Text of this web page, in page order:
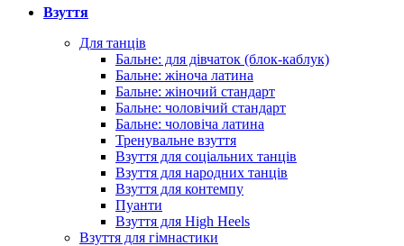
Взуття
Для танців
Бальне: для дівчаток (блок-каблук)
Бальне: жіноча латина
Бальне: жіночий стандарт
Бальне: чоловічий стандарт
Бальне: чоловіча латина
Тренувальне взуття
Взуття для соціальних танців
Взуття для народних танців
Взуття для контемпу
Пуанти
Взуття для High Heels
Взуття для гімнастики